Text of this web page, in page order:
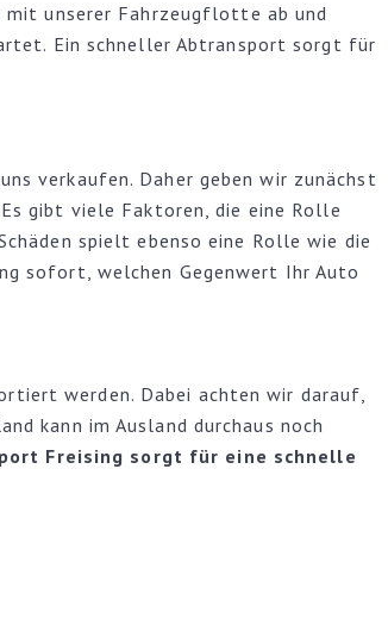
mit unserer Fahrzeugflotte ab und
Ein schneller Abtransport sorgt für
verkaufen. Daher geben wir zunächst
gibt viele Faktoren, die eine Rolle
spielt ebenso eine Rolle wie die
sofort, welchen Gegenwert Ihr Auto
werden. Dabei achten wir darauf,
kann im Ausland durchaus noch
Freising sorgt für eine schnelle